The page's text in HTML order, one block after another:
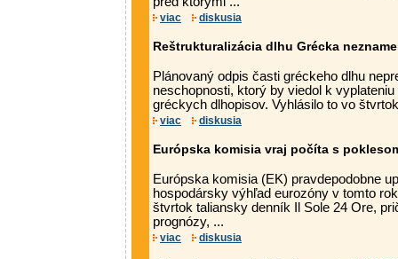
viac diskusia
Reštrukturalizácia dlhu Grécka
Plánovaný odpis časti gréckeho dlhu
neschopnosti, ktorý by viedol k
gréckych dlhopisov. Vyhlásilo to vo
viac diskusia
Európska komisia vraj počíta s
Európska komisia (EK) pravdepodobne
hospodársky výhľad eurozóny v tomto
štvrtok taliansky denník Il Sole 24 Ore,
prognózy, ...
viac diskusia